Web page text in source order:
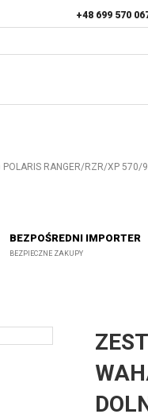
+48 699 570
POLARIS RANGER/RZR/XP
BEZPOŚREDNI IMPORTER
BEZPIECZNE ZAKUPY